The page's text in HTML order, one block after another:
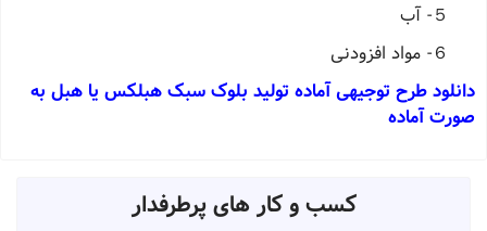
５- آب
６- مواد افزودنی
دانلود طرح توجیهی آماده تولید بلوک سبک هبلکس یا هبل به
صورت آماده
کسب و کار های پرطرفدار